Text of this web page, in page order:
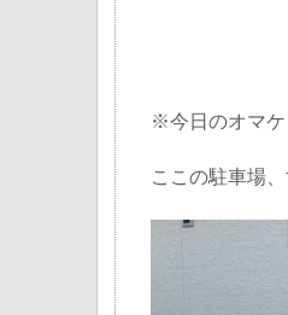
※今日のオマケ
ここの駐車場